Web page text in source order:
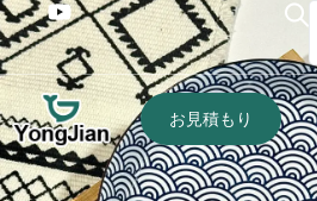
お見積もり